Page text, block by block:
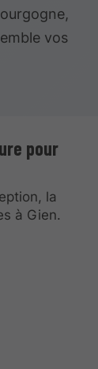
vos
pour
la
à Gien.